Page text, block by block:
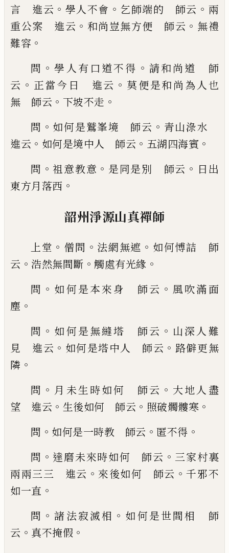
言 進云 。 學人不會 。 乞師端的 師云 。 兩
重公案 進云 。 和尚豈無方便 師云 。 無禮
難容 。
問 。學 人有口道不得 。 請和尚道 師
云 。 正當今日 進云 。 莫便是和尚為人也
無 師云 。 下坡不走 。
問 。 如何是鷲峯境 師云 。 青山淥水
進云 。 如何是境中人 師云 。 五湖四海賓 。
問 。 祖意教意 。 是同是別 師云 。 日出
東方月落西 。
韶州淨源山真禪師
上堂 。 僧問 。 法網無遮 。 如何愽詰
師
云 。 浩然無間斷 。 觸處有光緣 。
問 。 如何是本來身 師云 。 風吹滿面
塵 。
問 。 如何是無縫塔 師云 。 山深人難
見 進云 。 如何是塔中人 師云 。 路僻更無
隣 。
問 。 月未生時如何 師云 。 大地人盡
望 進云 。 生後如何 師云 。 照破髑髏寒 。
問 。 如何是一時教 師云 。 匿不得 。
問 。 達磨未來時如何 師云 。 三家村裏
兩兩三三 進云 。 來後如何 師云 。千邪不
如一直 。
問 。諸法寂滅相 。 如何是世間相 師
云 。 真不掩假 。